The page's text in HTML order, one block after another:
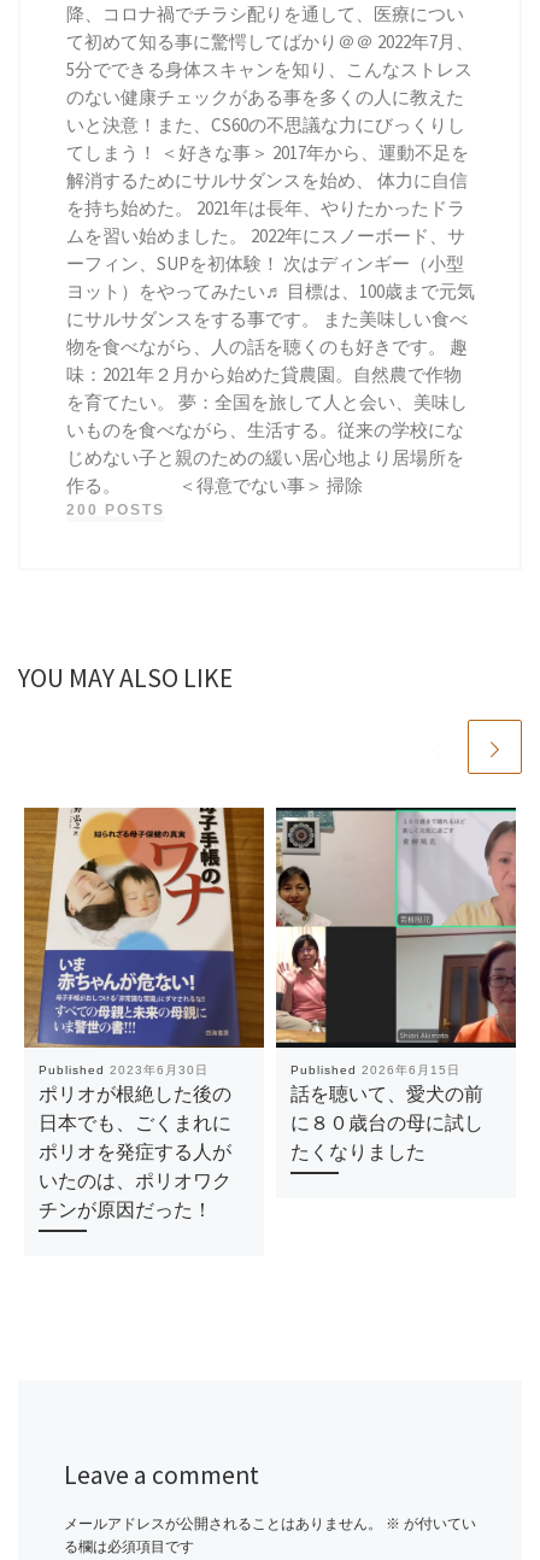
降、コロナ禍でチラシ配りを通して、医療につい
て初めて知る事に驚愕してばかり＠＠ 2022年7月、
5分でできる身体スキャンを知り、こんなストレス
のない健康チェックがある事を多くの人に教えた
いと決意！また、CS60の不思議な力にびっくりし
てしまう！ ＜好きな事＞ 2017年から、運動不足を
解消するためにサルサダンスを始め、 体力に自信
を持ち始めた。 2021年は長年、やりたかったドラ
ムを習い始めました。 2022年にスノーボード、サ
ーフィン、SUPを初体験！ 次はディンギー（小型
ヨット）をやってみたい♬ 目標は、100歳まで元気
にサルサダンスをする事です。 また美味しい食べ
物を食べながら、人の話を聴くのも好きです。 趣
味：2021年２月から始めた貸農園。自然農で作物
を育てたい。 夢：全国を旅して人と会い、美味し
いものを食べながら、生活する。従来の学校にな
じめない子と親のための緩い居心地より居場所を
作る。 ＜得意でない事＞ 掃除
200 POSTS
YOU MAY ALSO LIKE
Published 2023年6月30日
ポリオが根絶した後の
日本でも、ごくまれに
ポリオを発症する人が
いたのは、ポリオワク
チンが原因だった！
Published 2026年6月15日
話を聴いて、愛犬の前
に８０歳台の母に試し
たくなりました
Leave a comment
メールアドレスが公開されることはありません。 ※ が付いてい
る欄は必須項目です